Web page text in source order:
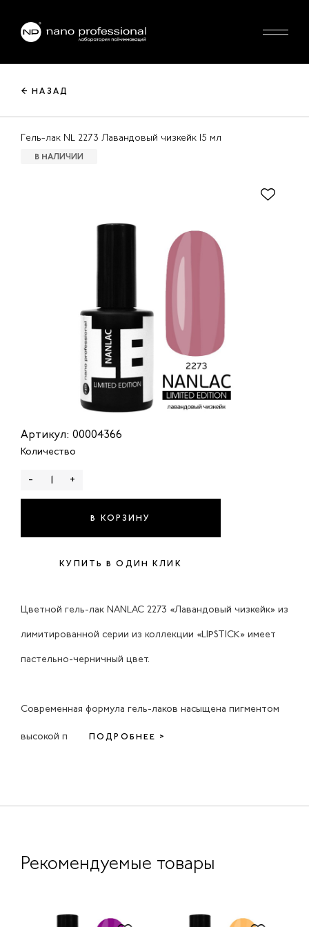
← НАЗАД
Гель-лак NL 2273 Лавандовый чизкейк 15 мл
В НАЛИЧИИ
Артикул: 00004366
Количество
- +
В КОРЗИНУ
КУПИТЬ В ОДИН КЛИК
Цветной гель-лак NANLAC 2273 «Лавандовый чизкейк» из
лимитированной серии из коллекции «LIPSTICK» имеет
пастельно-черничный цвет.
Современная формула гель-лаков насыщена пигментом
высокой п ПОДРОБНЕЕ >
Рекомендуемые товары